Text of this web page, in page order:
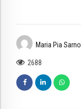
Maria Pia Sarno
2688